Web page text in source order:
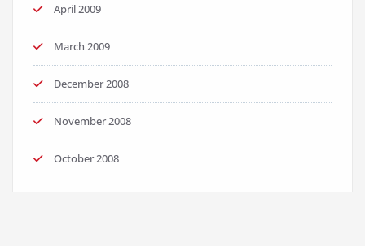
April 2009
March 2009
December 2008
November 2008
October 2008